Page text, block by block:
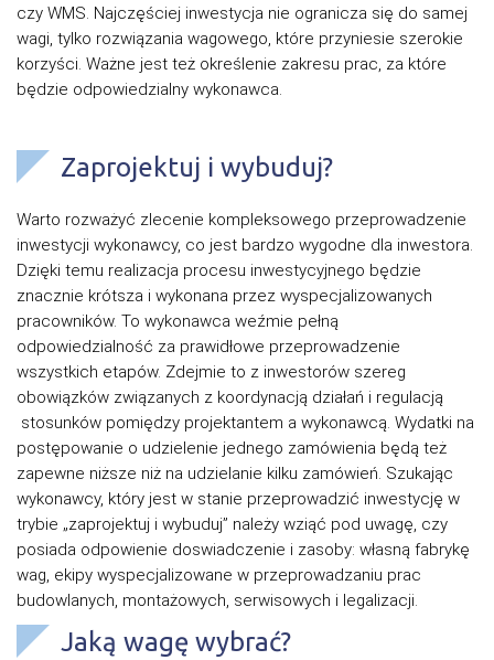
czy WMS. Najczęściej inwestycja nie ogranicza się do samej
wagi, tylko rozwiązania wagowego, które przyniesie szerokie
korzyści. Ważne jest też określenie zakresu prac, za które
będzie odpowiedzialny wykonawca.
Zaprojektuj i wybuduj?
Warto rozważyć zlecenie kompleksowego przeprowadzenie
inwestycji wykonawcy, co jest bardzo wygodne dla inwestora.
Dzięki temu realizacja procesu inwestycyjnego będzie
znacznie krótsza i wykonana przez wyspecjalizowanych
pracowników. To wykonawca weźmie pełną
odpowiedzialność za prawidłowe przeprowadzenie
wszystkich etapów. Zdejmie to z inwestorów szereg
obowiązków związanych z koordynacją działań i regulacją
stosunków pomiędzy projektantem a wykonawcą. Wydatki na
postępowanie o udzielenie jednego zamówienia będą też
zapewne niższe niż na udzielanie kilku zamówień. Szukając
wykonawcy, który jest w stanie przeprowadzić inwestycję w
trybie „zaprojektuj i wybuduj” należy wziąć pod uwagę, czy
posiada odpowienie doswiadczenie i zasoby: własną fabrykę
wag, ekipy wyspecjalizowane w przeprowadzaniu prac
budowlanych, montażowych, serwisowych i legalizacji.
Jaką wagę wybrać?